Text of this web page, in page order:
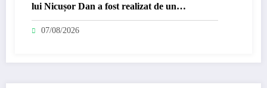
lui Nicușor Dan a fost realizat de un
moldovean plătit de AUR cu…
07/08/2026